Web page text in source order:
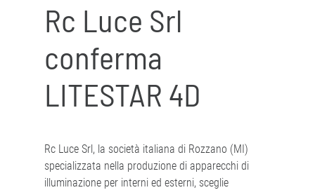
Rc Luce Srl
conferma
LITESTAR 4D
Rc Luce Srl, la società italiana di Rozzano (MI)
specializzata nella produzione di apparecchi di
illuminazione per interni ed esterni, sceglie